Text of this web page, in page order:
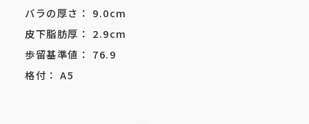
バラの厚さ： 9.0cm
皮下脂肪厚： 2.9cm
歩留基準値： 76.9
格付： A5